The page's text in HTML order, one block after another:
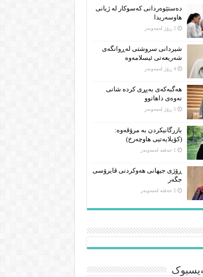
دەستێوەردانی کەسوکار لە ژیانی
هاوسەریدا
2 ڕۆژ لەمەوبەر
شیردانی سروشتی لەڕوانگەی
شەریعەتی ئیسلامەوە
4 ڕۆژ لەمەوبەر
هەگبەکەی بەپڕی کردە شانی
نەوەی داهاتوو
5 ڕۆژ لەمەوبەر
بازرگانیکردن بە مرۆڤەوە:
(کۆیلایەتیی هاوچەرخ)
1 حەفتە لەمەوبەر
ڕۆژی جیهانی هەوکردنی ڤایرۆسی
جگەر
2 حەفتە لەمەوبەر